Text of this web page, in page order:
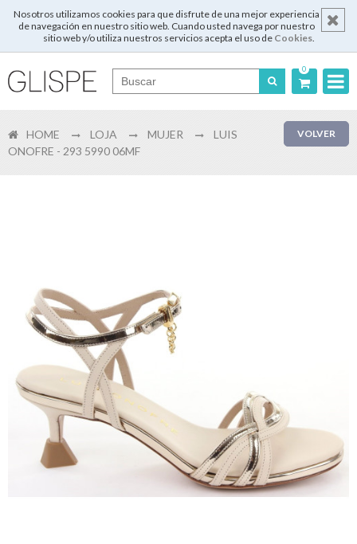
Nosotros utilizamos cookies para que disfrute de una mejor experiencia
de navegación en nuestro sitio web. Cuando usted navega por nuestro
sitio web y/o utiliza nuestros servicios acepta el uso de Cookies.
0
English
Registrar
Mi
cesta
Glispe
Mujer
VOLVER
HOME LOJA MUJER
LUIS
ONOFRE - 293 5990 06MF